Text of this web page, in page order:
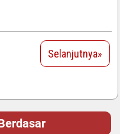
Selanjutnya»